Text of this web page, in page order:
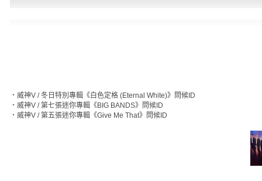
‧ 威神V / 冬日特別專輯《白色定格 (Eternal White)》問候ID
‧ 威神V / 第七張迷你專輯《BIG BANDS》問候ID
‧ 威神V / 第五張迷你專輯《Give Me That》問候ID